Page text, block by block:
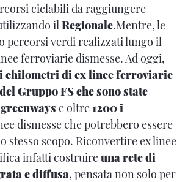
ciclabili da raggiungere
ilRegionale.Mentre, le
percorsi verdi realizzati lungo il
ferroviarie dismesse. Ad oggi,
chilometri di ex linee ferroviarie
Gruppo FS che sono state
e oltre1200 i
dismesse che potrebbero essere
stesso scopo. Riconvertire ex linee
infatti costruireuna rete di
e diffusa, pensata non solo per